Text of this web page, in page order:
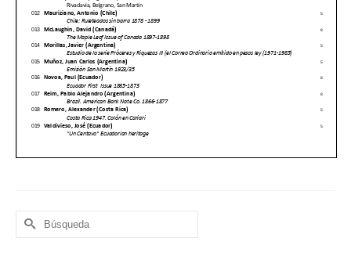
Buscar
por: